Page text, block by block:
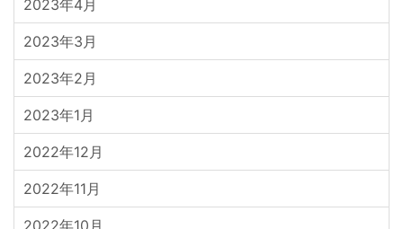
2023年4月
2023年3月
2023年2月
2023年1月
2022年12月
2022年11月
2022年10月